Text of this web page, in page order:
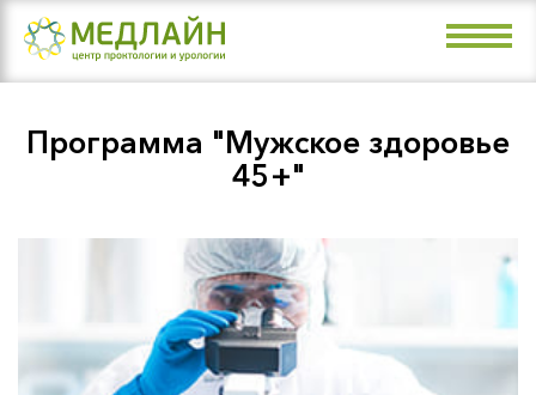
Направления
Цены
+7 (4912) 99-07-99
Программа "Мужское здоровье
45+"